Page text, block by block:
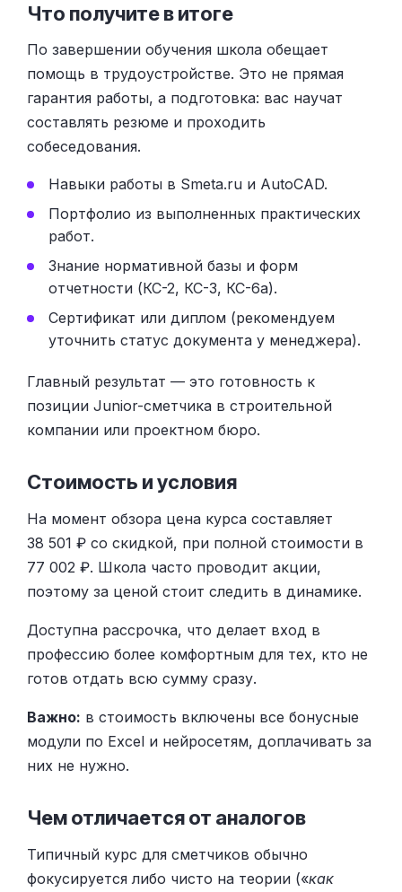
Что получите в итоге
По завершении обучения школа обещает
помощь в трудоустройстве. Это не прямая
гарантия работы, а подготовка: вас научат
составлять резюме и проходить
собеседования.
Навыки работы в Smeta.ru и AutoCAD.
Портфолио из выполненных практических
работ.
Знание нормативной базы и форм
отчетности (КС-2, КС-3, КС-6а).
Сертификат или диплом (рекомендуем
уточнить статус документа у менеджера).
Главный результат — это готовность к
позиции Junior-сметчика в строительной
компании или проектном бюро.
Стоимость и условия
На момент обзора цена курса составляет
38 501 ₽ со скидкой, при полной стоимости в
77 002 ₽. Школа часто проводит акции,
поэтому за ценой стоит следить в динамике.
Доступна рассрочка, что делает вход в
профессию более комфортным для тех, кто не
готов отдать всю сумму сразу.
Важно: в стоимость включены все бонусные
модули по Excel и нейросетям, доплачивать за
них не нужно.
Чем отличается от аналогов
Типичный курс для сметчиков обычно
фокусируется либо чисто на теории («как